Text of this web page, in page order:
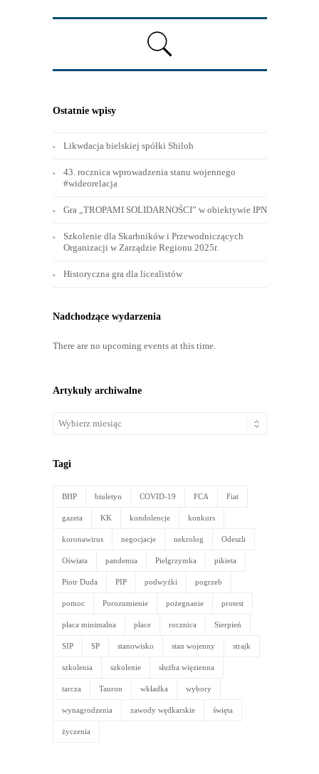
Ostatnie wpisy
Likwdacja bielskiej spółki Shiloh
43. rocznica wprowadzenia stanu wojennego
#wideorelacja
Gra „TROPAMI SOLIDARNOŚCI” w obiektywie IPN
Szkolenie dla Skarbników i Przewodniczących
Organizacji w Zarządzie Regionu 2025r.
Historyczna gra dla licealistów
Nadchodzące wydarzenia
There are no upcoming events at this time.
Artykuły archiwalne
Artykuły
Tagi
BHP biuletyn COVID-19 FCA Fiat
gazeta KK kondolencje konkurs
koronawirus negocjacje nekrolog Odeszli
Oświata pandemia Pielgrzymka pikieta
Piotr Duda PIP podwyżki pogrzeb
pomoc Porozumienie pożegnanie protest
płaca minimalna płace rocznica Sierpień
SIP SP stanowisko stan wojenny strajk
szkolenia szkolenie służba więzienna
tarcza Tauron wkładka wybory
wynagrodzenia zawody wędkarskie święta
życzenia